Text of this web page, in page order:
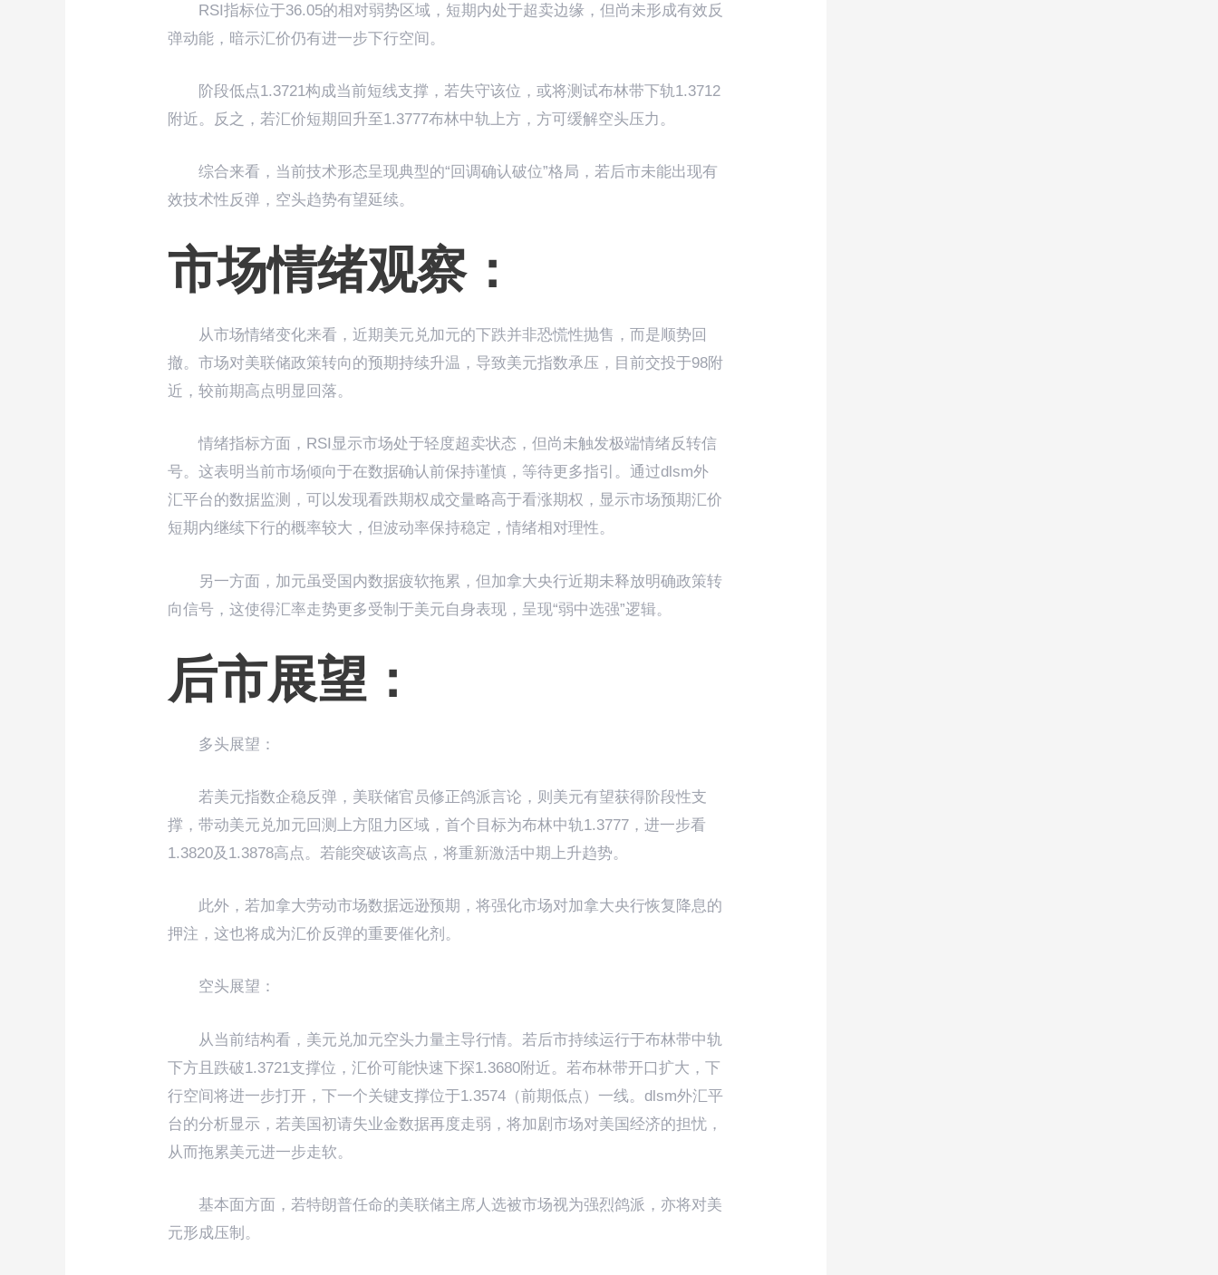
RSI指标位于36.05的相对弱势区域，短期内处于超卖边缘，但尚未形成有效反
弹动能，暗示汇价仍有进一步下行空间。
阶段低点1.3721构成当前短线支撑，若失守该位，或将测试布林带下轨1.3712
附近。反之，若汇价短期回升至1.3777布林中轨上方，方可缓解空头压力。
综合来看，当前技术形态呈现典型的“回调确认破位”格局，若后市未能出现有
效技术性反弹，空头趋势有望延续。
市场情绪观察：
从市场情绪变化来看，近期美元兑加元的下跌并非恐慌性抛售，而是顺势回
撤。市场对美联储政策转向的预期持续升温，导致美元指数承压，目前交投于98附
近，较前期高点明显回落。
情绪指标方面，RSI显示市场处于轻度超卖状态，但尚未触发极端情绪反转信
号。这表明当前市场倾向于在数据确认前保持谨慎，等待更多指引。通过dlsm外
汇平台的数据监测，可以发现看跌期权成交量略高于看涨期权，显示市场预期汇价
短期内继续下行的概率较大，但波动率保持稳定，情绪相对理性。
另一方面，加元虽受国内数据疲软拖累，但加拿大央行近期未释放明确政策转
向信号，这使得汇率走势更多受制于美元自身表现，呈现“弱中选强”逻辑。
后市展望：
多头展望：
若美元指数企稳反弹，美联储官员修正鸽派言论，则美元有望获得阶段性支
撑，带动美元兑加元回测上方阻力区域，首个目标为布林中轨1.3777，进一步看
1.3820及1.3878高点。若能突破该高点，将重新激活中期上升趋势。
此外，若加拿大劳动市场数据远逊预期，将强化市场对加拿大央行恢复降息的
押注，这也将成为汇价反弹的重要催化剂。
空头展望：
从当前结构看，美元兑加元空头力量主导行情。若后市持续运行于布林带中轨
下方且跌破1.3721支撑位，汇价可能快速下探1.3680附近。若布林带开口扩大，下
行空间将进一步打开，下一个关键支撑位于1.3574（前期低点）一线。dlsm外汇平
台的分析显示，若美国初请失业金数据再度走弱，将加剧市场对美国经济的担忧，
从而拖累美元进一步走软。
基本面方面，若特朗普任命的美联储主席人选被市场视为强烈鸽派，亦将对美
元形成压制。